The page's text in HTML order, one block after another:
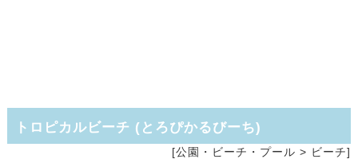
トロピカルビーチ ( とろぴかるびーち)
[公園・ビーチ・プール > ビーチ]